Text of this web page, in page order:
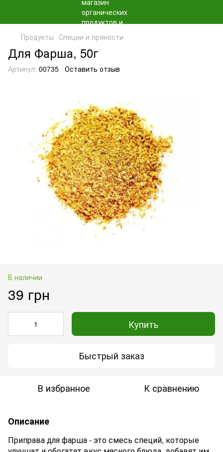
Продукты Специи и пряности
Для Фарша, 50г
Артикул: 00735 Оставить отзыв
В наличии
39 грн
Купить
Быстрый заказ
В избранное К сравнению
Описание
Приправа для фарша- это смесь специй, которые